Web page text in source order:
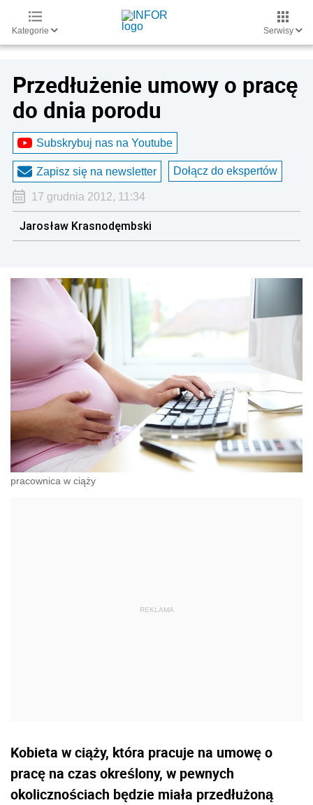
Kategorie Serwisy
Przedłużenie umowy o pracę
do dnia porodu
Subskrybuj nas na Youtube
Zapisz się na newsletter Dołącz do ekspertów
17 grudnia 2012, 11:34
Jarosław Krasnodęmbski
pracownica w ciąży
Kobieta w ciąży, która pracuje na umowę o
pracę na czas określony, w pewnych
okolicznościach będzie miała przedłużoną